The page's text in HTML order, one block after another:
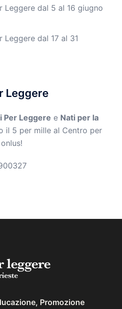
Leggere dal 5 al 16 giugno
dal 17 al 31
Leggere
Per Leggere e Nati per la
il 5 per mille al Centro per
Promozione